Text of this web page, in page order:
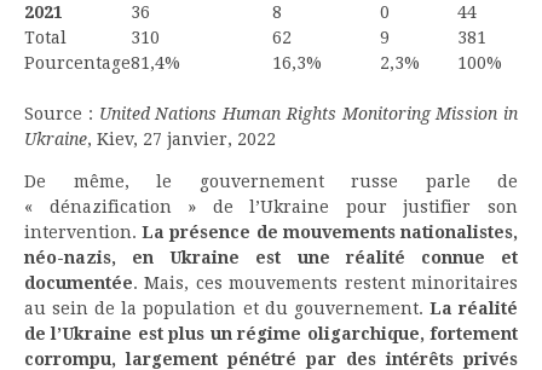
2021
36 8 0
44
Total
310 62 9
381
Pourcentage81,4% 16,3% 2,3% 100%
Source : United Nations Human Rights Monitoring Mission in
Ukraine, Kiev, 27 janvier, 2022
De même, le gouvernement russe parle de
« dénazification » de l’Ukraine pour justifier son
intervention.La présence de mouvements nationalistes,
néo-nazis, en Ukraine est une réalité connue et
documentée. Mais, ces mouvements restent minoritaires
au sein de la population et du gouvernement. La réalité
de l’Ukraine est plus un régime oligarchique, fortement
corrompu, largement pénétré par des intérêts privés